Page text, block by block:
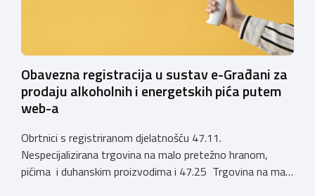
Obavezna registracija u sustav e-Građani za
prodaju alkoholnih i energetskih pića putem
web-a
Obrtnici s registriranom djelatnošću 47.11.
Nespecijalizirana trgovina na malo pretežno hranom,
pićima i duhanskim proizvodima i 47.25 Trgovina na malo